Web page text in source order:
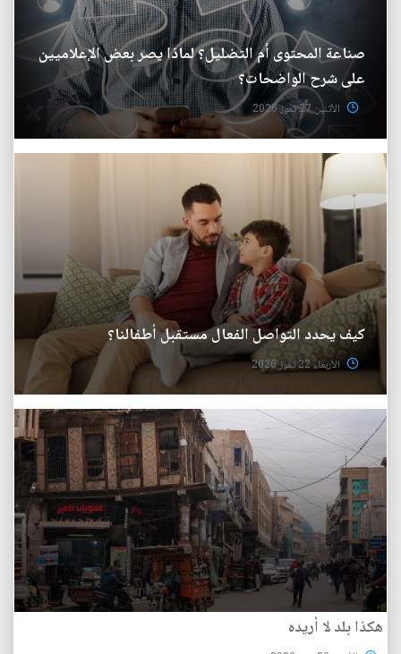
صناعة المحتوى أم التضليل؟ لماذا يصر بعض الإعلاميين
على شرح الواضحات؟
الأثنين 27 تموز 2026
كيف يحدد التواصل الفعال مستقبل أطفالنا؟
الأربعاء 22 تموز 2026
هكذا بلد لا أريده